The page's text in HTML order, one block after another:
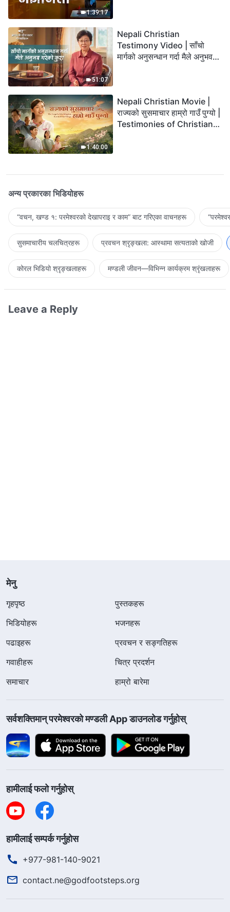
1:39:17
51:07
Nepali Christian
Testimony Video | साँचो
मार्गको अनुसन्धान गर्दा मैले अनुभव
1:40:00
Nepali Christian Movie |
राज्यको सुसमाचार हाम्रो गाउँ पुग्यो |
Testimonies of Christians
अन्य प्रकारका भिडियोहरू
“वचन, खण्ड १: परमेश्‍वरको देखापराइ र काम” बाट गरिएका वाचनहरू
सुसमाचारीय चलचित्रहरू प्रवचन श्रृङ्खला: आस्थामा सत्यताको खोजी
कोरल भिडियो श्रृङ्खलाहरू मण्डली जीवन—विभिन्‍न कार्यक्रम श्रृंखलाहरू
Leave a Reply
मेनु
गृहपृष्ठ
पुस्तकहरू
भिडियोहरू
भजनहरू
पढाइहरू
प्रवचन र सङ्गतिहरू
गवाहीहरू
चित्र प्रदर्शन
समाचार
हाम्रो बारेमा
सर्वशक्तिमान्‌ परमेश्‍वरको मण्डली App डाउनलोड गर्नुहोस्
हामीलाई फलो गर्नुहोस्
हामीलाई सम्पर्क गर्नुहोस
+977-981-140-9021
contact.ne@godfootsteps.org